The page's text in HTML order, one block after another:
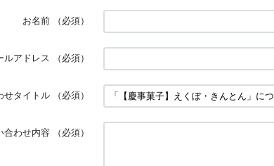
お名前 （必須）
ルアドレス （必須）
せタイトル （必須）
合わせ内容 （必須）